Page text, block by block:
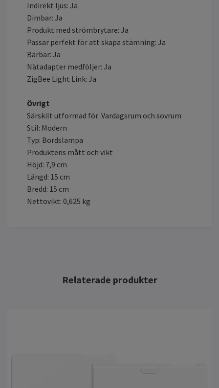
Indirekt ljus: Ja
Dimbar: Ja
Produkt med strömbrytare: Ja
Passar perfekt för att skapa stämning: Ja
Bärbar: Ja
Nätadapter medföljer: Ja
ZigBee Light Link: Ja
Övrigt
Särskilt utformad för: Vardagsrum och sovrum
Stil: Modern
Typ: Bordslampa
Produktens mått och vikt
Höjd: 7,9 cm
Längd: 15 cm
Bredd: 15 cm
Nettovikt: 0,625 kg